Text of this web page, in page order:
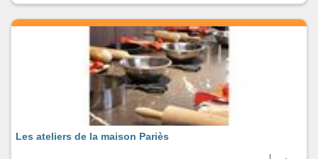
Les ateliers de la maison Pariès